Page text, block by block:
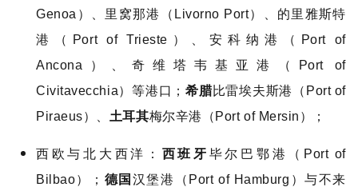
Genoa）、里窝那港（Livorno Port）、的里雅斯特
港（Port of Trieste）、安科纳港（Port of
Ancona）、奇维塔韦基亚港（Port of
Civitavecchia）等港口； 希腊比雷埃夫斯港（Port of
Piraeus）、 土耳其梅尔辛港（Port of Mersin）；
西欧与北大西洋： 西班牙 毕尔巴鄂港（Port of
Bilbao）； 德国 汉堡港（Port of Hamburg）与不来